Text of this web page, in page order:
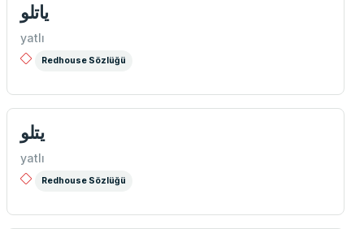
ياتلو
yatlı
Redhouse Sözlüğü
يتلو
yatlı
Redhouse Sözlüğü